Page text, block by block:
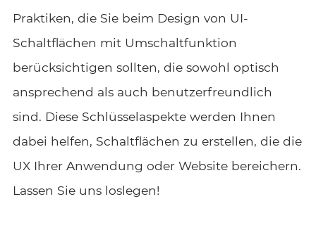
Praktiken, die Sie beim Design von UI-
Schaltflächen mit Umschaltfunktion
berücksichtigen sollten, die sowohl optisch
ansprechend als auch benutzerfreundlich
sind. Diese Schlüsselaspekte werden Ihnen
dabei helfen, Schaltflächen zu erstellen, die die
UX Ihrer Anwendung oder Website bereichern.
Lassen Sie uns loslegen!